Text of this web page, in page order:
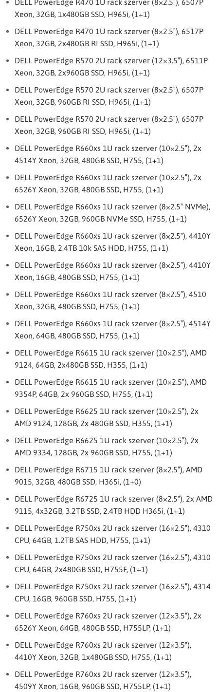
DELL PowerEdge R470 1U rack szerver (8×2.5″), 6507P
Xeon, 32GB, 1x480GB SSD, H965i, (1+1)
DELL PowerEdge R470 1U rack szerver (8×2.5″), 6517P
Xeon, 32GB, 2x480GB RI SSD, H965i, (1+1)
DELL PowerEdge R570 2U rack szerver (12×3.5″), 6511P
Xeon, 32GB, 2x960GB SSD, H965i, (1+1)
DELL PowerEdge R570 2U rack szerver (8×2.5″), 6507P
Xeon, 32GB, 960GB RI SSD, H965i, (1+1)
DELL PowerEdge R570 2U rack szerver (8×2.5″), 6507P
Xeon, 32GB, 960GB RI SSD, H965i, (1+1)
DELL PowerEdge R660xs 1U rack szerver (10×2.5″), 2x
4514Y Xeon, 32GB, 480GB SSD, H755, (1+1)
DELL PowerEdge R660xs 1U rack szerver (10×2.5″), 2x
6526Y Xeon, 32GB, 480GB SSD, H755, (1+1)
DELL PowerEdge R660xs 1U rack szerver (8×2.5″ NVMe),
6526Y Xeon, 32GB, 960GB NVMe SSD, H755, (1+1)
DELL PowerEdge R660xs 1U rack szerver (8×2.5″), 4410Y
Xeon, 16GB, 2.4TB 10k SAS HDD, H755, (1+1)
DELL PowerEdge R660xs 1U rack szerver (8×2.5″), 4410Y
Xeon, 16GB, 480GB SSD, H755, (1+1)
DELL PowerEdge R660xs 1U rack szerver (8×2.5″), 4510
Xeon, 32GB, 480GB SSD, H755, (1+1)
DELL PowerEdge R660xs 1U rack szerver (8×2.5″), 4514Y
Xeon, 64GB, 480GB SSD, H755, (1+1)
DELL PowerEdge R6615 1U rack szerver (10×2.5″), AMD
9124, 64GB, 2x480GB SSD, H355, (1+1)
DELL PowerEdge R6615 1U rack szerver (10×2.5″), AMD
9354P, 64GB, 2x 960GB SSD, H755, (1+1)
DELL PowerEdge R6625 1U rack szerver (10×2.5″), 2x
AMD 9124, 128GB, 2x 480GB SSD, H355, (1+1)
DELL PowerEdge R6625 1U rack szerver (10×2.5″), 2x
AMD 9334, 128GB, 2x 960GB SSD, H755, (1+1)
DELL PowerEdge R6715 1U rack szerver (8×2.5″), AMD
9015, 32GB, 480GB SSD, H365i, (1+0)
DELL PowerEdge R6725 1U rack szerver (8×2.5″), 2x AMD
9115, 4x32GB, 3.2TB SSD, 2.4TB HDD H365i, (1+1)
DELL PowerEdge R750xs 2U rack szerver (16×2.5″), 4310
CPU, 64GB, 1.2TB SAS HDD, H755, (1+1)
DELL PowerEdge R750xs 2U rack szerver (16×2.5″), 4310
CPU, 64GB, 2x480GB SSD, H755F, (1+1)
DELL PowerEdge R750xs 2U rack szerver (16×2.5″), 4314
CPU, 16GB, 960GB SSD, H755, (1+1)
DELL PowerEdge R760xs 2U rack szerver (12×3.5″), 2x
6526Y Xeon, 64GB, 480GB SSD, H755LP, (1+1)
DELL PowerEdge R760xs 2U rack szerver (12×3.5″),
4410Y Xeon, 32GB, 1x480GB SSD, H755, (1+1)
DELL PowerEdge R760xs 2U rack szerver (12×3.5″),
4509Y Xeon, 16GB, 960GB SSD, H755LP, (1+1)